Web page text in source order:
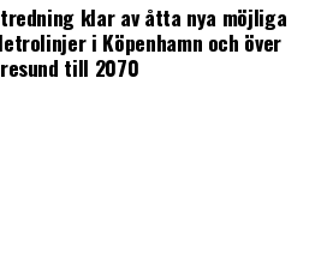
klar av åtta nya möjliga
i Köpenhamn och över
till 2070